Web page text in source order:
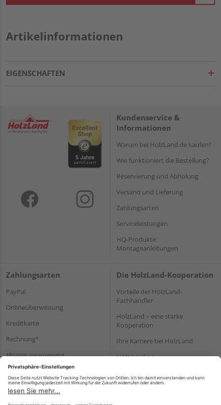
Artikelinformationen
EIGENSCHAFTEN
Kundenservice &
Informationen
Warum bei HolzLand.de kaufen?
Wie funktioniert die Bestellung?
Reservierung und Abholung
Versand und Lieferung
Zahlungsarten
Serviceleistungen
HQ-Produkte:
Montageanleitungen
Zahlungsarten
PayPal
Onlineüberweisung
Kreditkarte
Rechnung*
*Bonität vorausgesetzt
Die HolzLand-Kooperation
Vorteile der HolzLand-
Fachhändler
HolzLand – eine starke
Kooperation
Ihre Karriere bei HolzLand
Holz-Lexikon